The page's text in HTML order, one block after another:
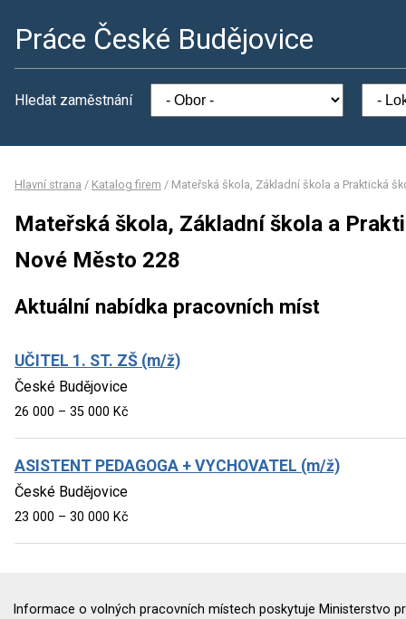
Práce České Budějovice
Hledat zaměstnání
Hlavní strana / Katalog firem / Mateřská škola, Základní škola a Praktická
Mateřská škola, Základní škola a
Nové Město 228
Aktuální nabídka pracovních míst
UČITEL 1. ST. ZŠ (m/ž)
České Budějovice
26 000 – 35 000 Kč
ASISTENT PEDAGOGA + VYCHOVATEL (m/ž)
České Budějovice
23 000 – 30 000 Kč
Informace o volných pracovních místech poskytuje Ministerstvo